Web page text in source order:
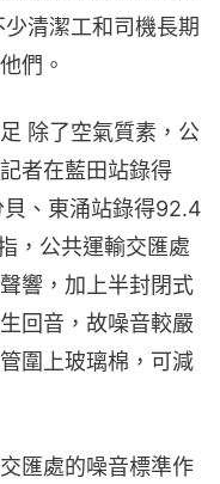
清潔工和司機長期
們。
除了空氣質素，公
者在藍田站錄得
、東涌站錄得92.4
，公共運輸交匯處
響，加上半封閉式
回音，故噪音較嚴
圍上玻璃棉，可減
匯處的噪音標準作